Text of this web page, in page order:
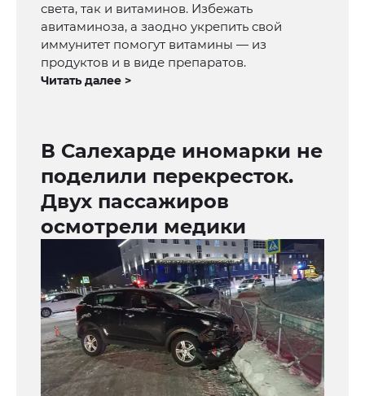
света, так и витаминов. Избежать
авитаминоза, а заодно укрепить свой
иммунитет помогут витамины — из
продуктов и в виде препаратов.
Читать далее >
В Салехарде иномарки не
поделили перекресток.
Двух пассажиров
осмотрели медики